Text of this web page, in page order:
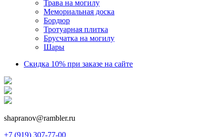
Трава на могилу
Мемориальная доска
Бордюр
Тротуарная плитка
Брусчатка на могилу
Шары
Скидка 10% при заказе на сайте
shapranov@rambler.ru
+7 (919) 307-77-00